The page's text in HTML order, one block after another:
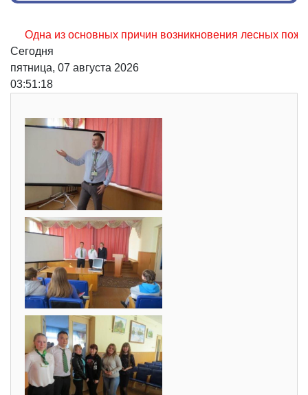
из основных причин возникновения лесных пожаров,
Сегодня
пятница, 07 августа 2026
03:51:19